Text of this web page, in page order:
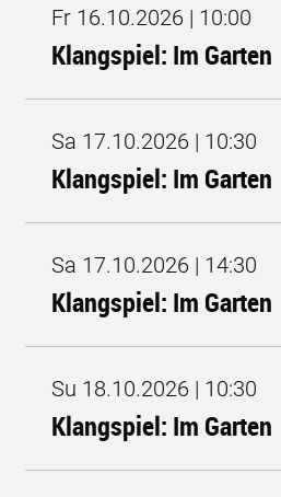
Fr 16.10.2026 | 10:00
Klangspiel: Im Garten
Sa 17.10.2026 | 10:30
Klangspiel: Im Garten
Sa 17.10.2026 | 14:30
Klangspiel: Im Garten
Su 18.10.2026 | 10:30
Klangspiel: Im Garten